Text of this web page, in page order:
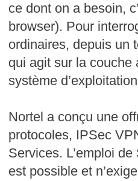
ce dont on a besoin,
browser). Pour
ordinaires, depuis un
qui agit sur la couche
système
Nortel a conçu une
protocoles, IPSec
Services. L’emploi
est possible et